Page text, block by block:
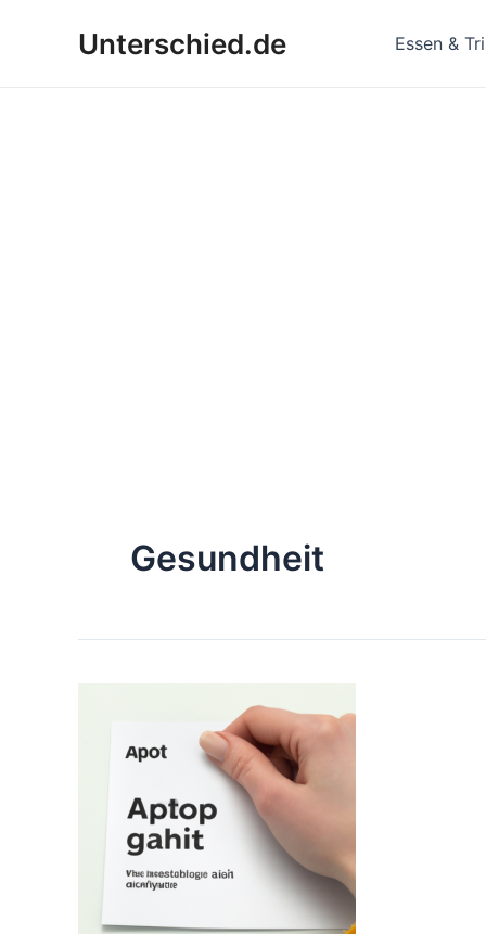
Unterschied.de Essen &
Gesundheit